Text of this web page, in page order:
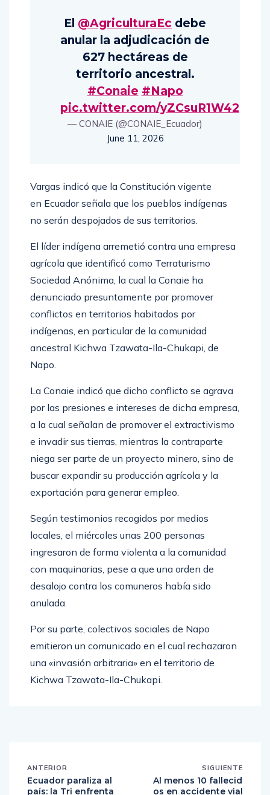
El@AgriculturaEcdebe
anular la adjudicación de
627 hectáreas de
territorio ancestral.
#Conaie #Napo
pic.twitter.com/yZCsuR1W42
— CONAIE (@CONAIE_Ecuador)
Vargas indicó que la Constitución vigente
en Ecuador señala que los pueblos indígenas
El líder indígena arremetió contra una empresa
agrícola que identificó como Terraturismo
Sociedad Anónima, la cual la Conaie ha
denunciado presuntamente por promover
conflictos en territorios habitados por
indígenas, en particular de la comunidad
ancestral Kichwa Tzawata-Ila-Chukapi, de
La Conaie indicó que dicho conflicto se agrava
por las presiones e intereses de dicha empresa,
a la cual señalan de promover el extractivismo
e invadir sus tierras, mientras la contraparte
niega ser parte de un proyecto minero, sino de
buscar expandir su producción agrícola y la
Según testimonios recogidos por medios
locales, el miércoles unas 200 personas
ingresaron de forma violenta a la comunidad
con maquinarias, pese a que una orden de
desalojo contra los comuneros había sido
Por su parte, colectivos sociales de Napo
emitieron un comunicado en el cual rechazaron
una «invasión arbitraria» en el territorio de
ANTERIOR SIGUIENTE